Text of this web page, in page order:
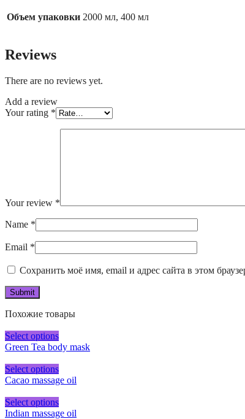
Объем упаковки 2000 мл, 400 мл
Reviews
There are no reviews yet.
Add a review
Your rating *
Your review *
Name *
Email *
Сохранить моё имя, email и адрес сайта в этом
Похожие товары
Select options
Green Tea body mask
Select options
Cacao massage oil
Select options
Indian massage oil